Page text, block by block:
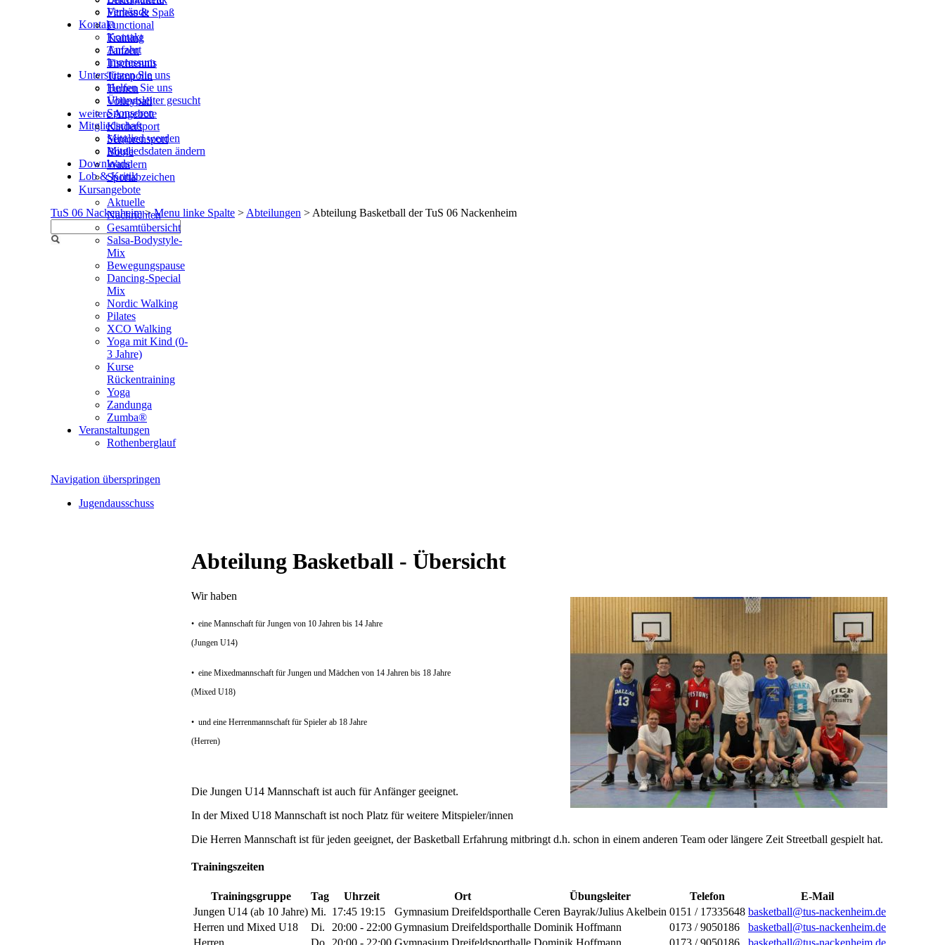
Verbände
Kontakt
Kontakt
Anfahrt
Impressum
Unterstützen Sie uns
Helfen Sie uns
Übungsleiter gesucht
Sponsoren
Mitgliedschaft
Mitglied werden
Mitgliedsdaten ändern
Downloads
Lob & Kritik
TuS 06 Nackenheim>Menu linke Spalte > Abteilungen > Abteilung Basketball der TuS 06 Nackenheim
Fitness & Spaß
Functional
Training
Tanzen
Tischtennis
Trampolin
Turnen
Volleyball
weitere Angebote
Kindersport
Seniorensport
Boule
Wandern
Sportabzeichen
Kursangebote
Aktuelle
Nachrichten
Gesamtübersicht
Salsa-Bodystyle-
Mix
Bewegungspause
Dancing-Special
Mix
Nordic Walking
Pilates
XCO Walking
Yoga mit Kind (0-
3 Jahre)
Kurse
Rückentraining
Yoga
Zandunga
Zumba®
Veranstaltungen
Rothenberglauf
Navigation überspringen
Jugendausschuss
Abteilung Basketball - Übersicht
Wir haben
• eine Mannschaft für Jungen von 10 Jahren bis 14 Jahre
(Jungen U14)
• eine Mixedmannschaft für Jungen und Mädchen von 14 Jahren bis 18 Jahre
(Mixed U18)
• und eine Herrenmannschaft für Spieler ab 18 Jahre
(Herren)
Die Jungen U14 Mannschaft ist auch für Anfänger geeignet.
In der Mixed U18 Mannschaft ist noch Platz für weitere Mitspieler/innen
Die Herren Mannschaft ist für jeden geeignet, der Basketball Erfahrung mitbringt d.h. schon in einem anderen Team oder längere Zeit Streetball gespielt hat.
Trainingszeiten
Trainingsgruppe Tag Uhrzeit Ort Übungsleiter Telefon
E-Mail
Jungen U14 (ab 10 Jahre) Mi. 17:45 19:15 Gymnasium Dreifeldsporthalle Ceren Bayrak/Julius Akelbein 0151 / 17335648 basketball@tus-nackenheim.de
Herren und Mixed U18
Di. 20:00 - 22:00 Gymnasium Dreifeldsporthalle Dominik Hoffmann 0173 / 9050186
basketball@tus-nackenheim.de